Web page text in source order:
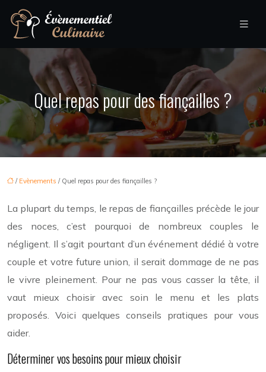
Quel repas pour des fiançailles ?
/ Evènements / Quel repas pour des fiançailles ?
La plupart du temps, le repas de fiançailles précède le jour
des noces, c’est pourquoi de nombreux couples le
négligent. Il s’agit pourtant d’un événement dédié à votre
couple et votre future union, il serait dommage de ne pas
le vivre pleinement. Pour ne pas vous casser la tête, il
vaut mieux choisir avec soin le menu et les plats
proposés. Voici quelques conseils pratiques pour vous
aider.
Déterminer vos besoins pour mieux choisir